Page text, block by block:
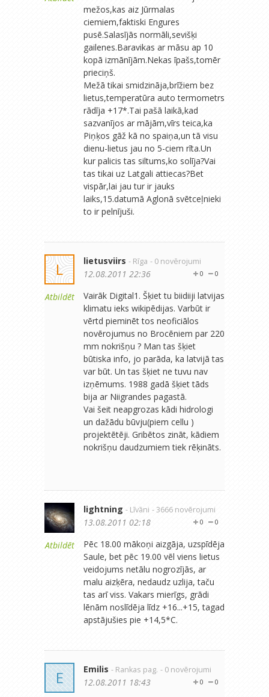
mežos,kas aiz Jūrmalas
ciemiem,faktiski Engures
pusē.Salasījās normāli,sevišķi
gailenes.Baravikas ar māsu ap 10
kopā izmānījām.Nekas īpašs,tomēr
prieciņš.
Mežā tikai smidzināja,brīžiem bez
lietus,temperatūra auto termometrs
rādīja +17*.Tai pašā laikā,kad
sazvanījos ar mājām,vīrs teica,ka
Piņķos gāž kā no spaiņa,un tā visu
dienu-lietus jau no 5-ciem rīta.Un
kur palicis tas siltums,ko solīja?Vai
tas tikai uz Latgali attiecas?Bet
vispār,lai jau tur ir jauks
laiks,15.datumā Aglonā svētceļnieki
to ir pelnījuši.
L
Atbildēt
lietusviirs - Rīga - 0 novērojumi
0
0
12.08.2011 22:36
Vairāk Digital1. Šķiet tu biidiiji latvijas
klimatu ieks wikipēdijas. Varbūt ir
vērtd pieminēt tos neoficiālos
novērojumus no Brocēniem par 220
mm nokrišņu ? Man tas šķiet
būtiska info, jo parāda, ka latvijā tas
var būt. Un tas šķiet ne tuvu nav
izņēmums. 1988 gadā šķiet tāds
bija ar Niigrandes pagastā.
Vai šeit neapgrozas kādi hidrologi
un dažādu būvju(piem cellu )
projektētēji. Gribētos zināt, kādiem
nokrišņu daudzumiem tiek rēķināts.
Atbildēt
lightning - Līvāni - 3666 novērojumi
0
0
13.08.2011 02:18
Pēc 18.00 mākoņi aizgāja, uzspīdēja
Saule, bet pēc 19.00 vēl viens lietus
veidojums netālu nogrozījās, ar
malu aizķēra, nedaudz uzlija, taču
tas arī viss. Vakars mierīgs, grādi
lēnām noslīdēja līdz +16...+15, tagad
apstājušies pie +14,5*C.
E Emilis - Rankas pag. - 0 novērojumi
0
0
12.08.2011 18:43